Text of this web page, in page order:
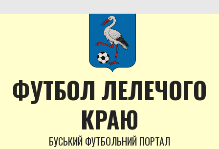
to
ФУТБОЛ ЛЕЛЕЧОГО
КРАЮ
БУСЬКИЙ ФУТБОЛЬНИЙ ПОРТАЛ